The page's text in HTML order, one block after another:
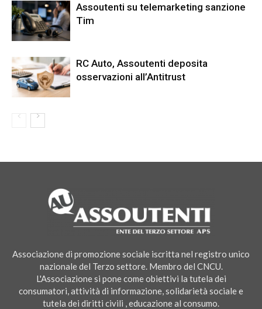
Assoutenti su telemarketing sanzione
Tim
RC Auto, Assoutenti deposita
osservazioni all’Antitrust
Associazione di promozione sociale iscritta nel registro unico
nazionale del Terzo settore. Membro del CNCU.
L'Associazione si pone come obiettivi la tutela dei
consumatori, attività di informazione, solidarietà sociale e
tutela dei diritti civili , educazione al consumo.